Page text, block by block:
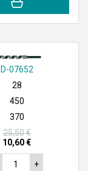
D-07652
28
450
370
25,50 €
10,60 €
+